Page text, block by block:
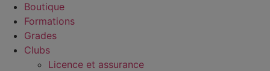
Boutique
Formations
Grades
Clubs
Licence et assurance